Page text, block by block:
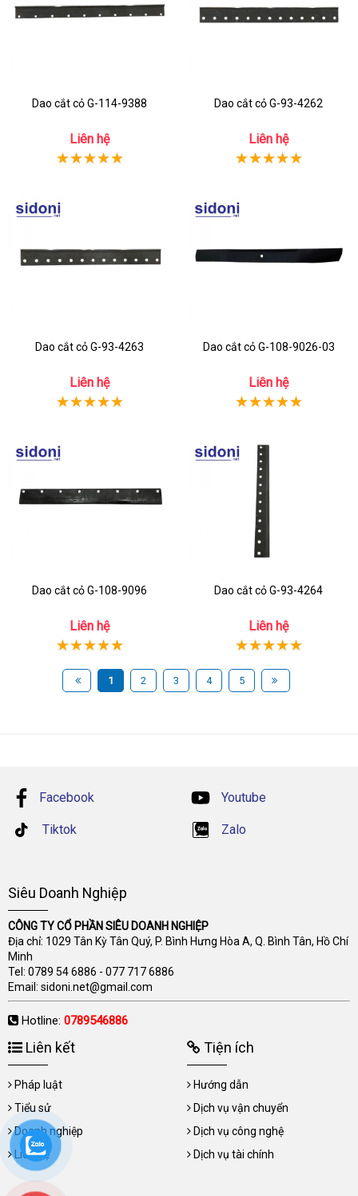
Dao cắt cỏ G-114-9388
Liên hệ
Dao cắt cỏ G-93-4262
Liên hệ
Dao cắt cỏ G-93-4263
Liên hệ
Dao cắt cỏ G-108-9026-03
Liên hệ
Dao cắt cỏ G-108-9096
Liên hệ
Dao cắt cỏ G-93-4264
Liên hệ
1 2 3 4 5
Facebook Youtube
Tiktok Zalo
Siêu Doanh Nghiệp
CÔNG TY CỔ PHẦN SIÊU DOANH NGHIỆP
Địa chỉ: 1029 Tân Kỳ Tân Quý, P. Bình Hưng Hòa A, Q. Bình Tân, Hồ Chí
Minh
Tel: 0789 54 6886 - 077 717 6886
Email: sidoni.net@gmail.com
Hotline: 0789546886
Liên kết
Pháp luật
Tiểu sử
Doanh nghiệp
Liên hệ
Tiện ích
Hướng dẫn
Dịch vụ vận chuyển
Dịch vụ công nghệ
Dịch vụ tài chính